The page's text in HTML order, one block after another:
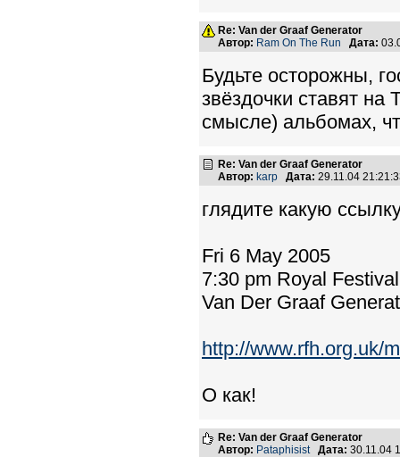
Re: Van der Graaf Generator
Автор: Ram On The Run Дата:
Будьте осторожны,
звёздочки ставят
смысле) альбомах,
Re: Van der Graaf Generator
Автор: karp Дата: 29.11.04
глядите какую
Fri 6 May 2005
7:30 pm Royal
Van Der Graaf
http://www.rfh.org.uk/
О как!
Re: Van der Graaf Generator
Автор: Pataphisist Дата: 30.11.04